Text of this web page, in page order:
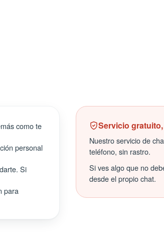
como te
personal
Si
para
Servicio
Nuestro servicio de
teléfono, sin rastro.
Si ves algo que no
desde el propio chat.